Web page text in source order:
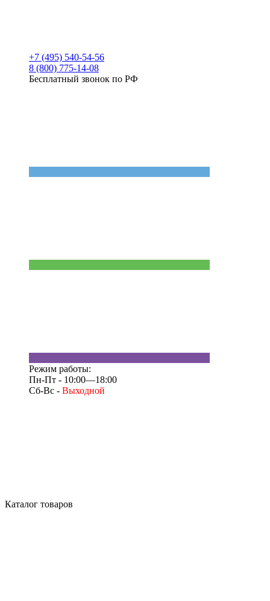
+7 (495) 540-54-56
8 (800) 775-14-08
Бесплатный звонок по РФ
Режим работы:
Пн-Пт - 10:00—18:00
Сб-Вс - Выходной
Каталог товаров